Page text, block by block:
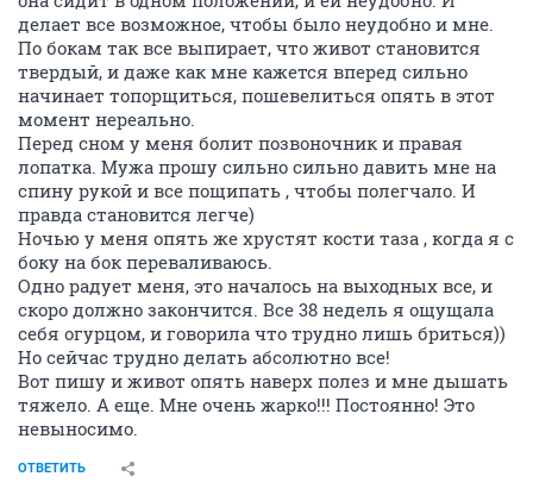
делает все возможное, чтобы было неудобно и мне.
По бокам так все выпирает, что живот становится
твердый, и даже как мне кажется вперед сильно
начинает топорщиться, пошевелиться опять в этот
момент нереально.
Перед сном у меня болит позвоночник и правая
лопатка. Мужа прошу сильно сильно давить мне на
спину рукой и все пощипать , чтобы полегчало. И
правда становится легче)
Ночью у меня опять же хрустят кости таза , когда я с
боку на бок переваливаюсь.
Одно радует меня, это началось на выходных все, и
скоро должно закончится. Все 38 недель я ощущала
себя огурцом, и говорила что трудно лишь бриться))
Но сейчас трудно делать абсолютно все!
Вот пишу и живот опять наверх полез и мне дышать
тяжело. А еще. Мне очень жарко!!! Постоянно! Это
невыносимо.
ОТВЕТИТЬ